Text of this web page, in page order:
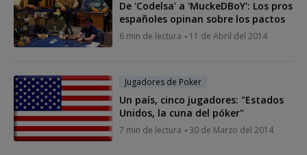
De 'Codelsa' a 'MuckeDBoY': Los pros
españoles opinan sobre los pactos
6 min de lectura 11 de Abril del 2014
Jugadores de Poker
Un país, cinco jugadores: "Estados
Unidos, la cuna del póker"
7 min de lectura 30 de Marzo del 2014